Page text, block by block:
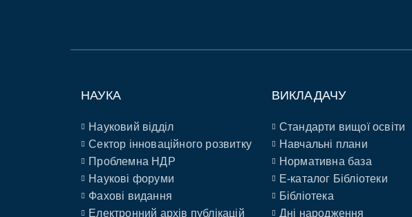
НАУКА
Науковий відділ
Сектор інноваційного розвитку
Проблемна НДР
Наукові форуми
Фахові видання
Електронний архів публікацій
ВИКЛАДАЧУ
Стандарти вищої освіти
Навчальні плани
Нормативна база
E-каталог Бібліотеки
Бібліотека
Дні народження